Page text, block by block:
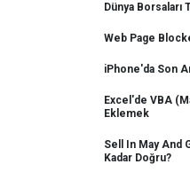
Dünya Borsaları
Web Page
iPhone'da Son
Excel'de VBA
Eklemek
Sell In May And
Kadar Doğru?